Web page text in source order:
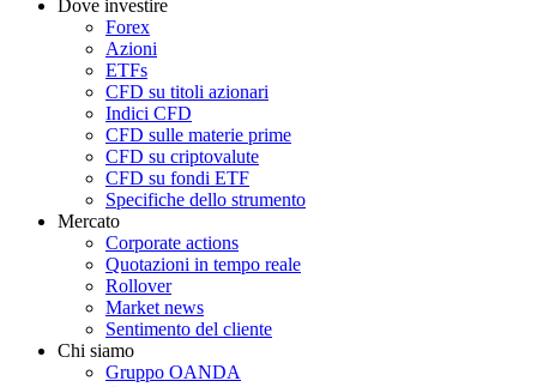
Dove investire
Forex
Azioni
ETFs
CFD su titoli azionari
Indici CFD
CFD sulle materie prime
CFD su criptovalute
CFD su fondi ETF
Specifiche dello strumento
Mercato
Corporate actions
Quotazioni in tempo reale
Rollover
Market news
Sentimento del cliente
Chi siamo
Gruppo OANDA